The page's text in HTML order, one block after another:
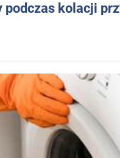
podczas kolacji